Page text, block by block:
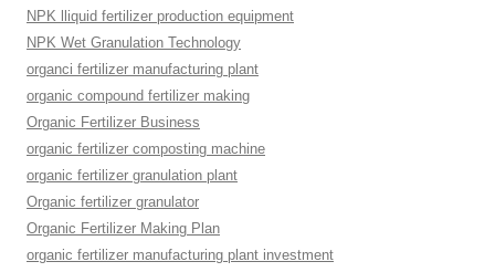
NPK lliquid fertilizer production equipment
NPK Wet Granulation Technology
organci fertilizer manufacturing plant
organic compound fertilizer making
Organic Fertilizer Business
organic fertilizer composting machine
organic fertilizer granulation plant
Organic fertilizer granulator
Organic Fertilizer Making Plan
organic fertilizer manufacturing plant investment